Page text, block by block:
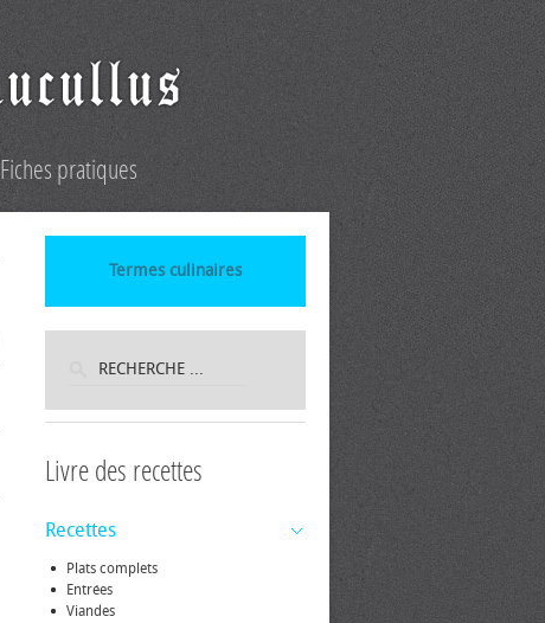
Fiches pratiques
Termes culinaires
Livre des recettes
Recettes
Plats complets
Entrées
Viandes